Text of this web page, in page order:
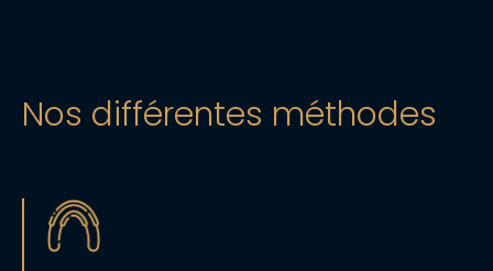
Nos différentes méthodes